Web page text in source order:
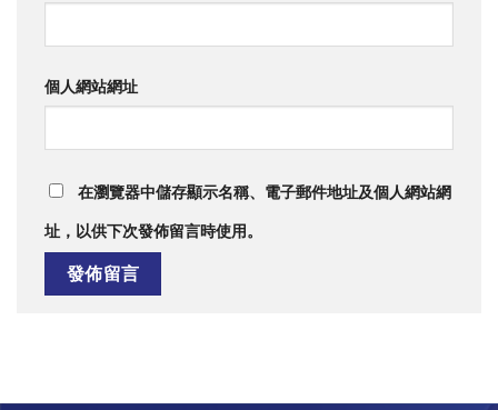
個人網站網址
在瀏覽器中儲存顯示名稱、電子郵件地址及個人網站網
址，以供下次發佈留言時使用。